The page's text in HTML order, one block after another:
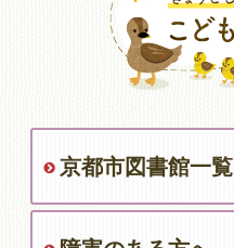
京都市図書館一覧